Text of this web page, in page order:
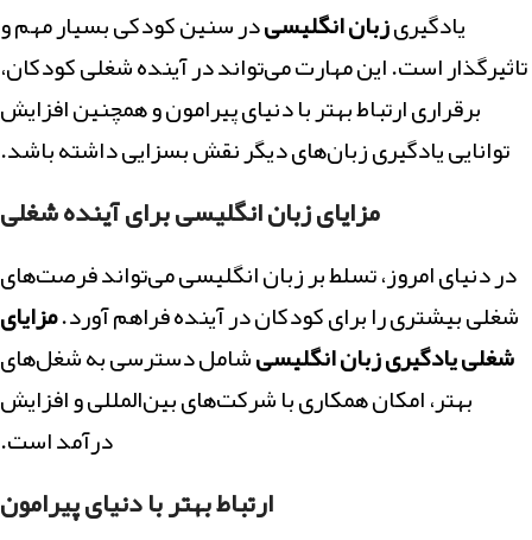
یادگیریزبان انگلیسیدر سنین کودکی بسیار مهم و
تاثیرگذار است. این مهارت می‌تواند در آینده شغلی کودکان،
برقراری ارتباط بهتر با دنیای پیرامون و همچنین افزایش
توانایی یادگیری زبان‌های دیگر نقش بسزایی داشته باشد.
مزایای زبان انگلیسی برای آینده شغلی
در دنیای امروز، تسلط بر زبان انگلیسی می‌تواند فرصت‌های
شغلی بیشتری را برای کودکان در آینده فراهم آورد.مزایای
شغلی یادگیری زبان انگلیسیشامل دسترسی به شغل‌های
بهتر، امکان همکاری با شرکت‌های بین‌المللی و افزایش
درآمد است.
ارتباط بهتر با دنیای پیرامون